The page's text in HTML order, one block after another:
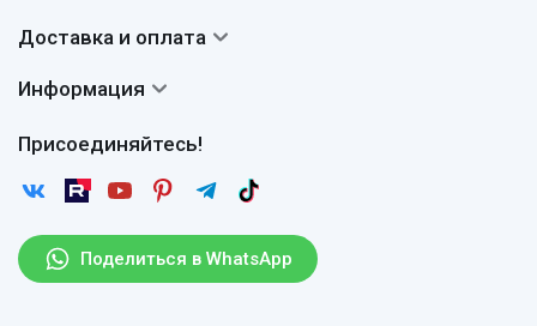
Поделиться в WhatsApp
Присоединяйтесь!
Авторы
Сертификаты
Вопросы и ответы
Отзывы
Статьи
Рассылка
Доставка и оплата
Доставка
Возврат
Информация
Пользовательское соглашение
Защита персональных данных
Правила продажи товаров (Постановление Правительства